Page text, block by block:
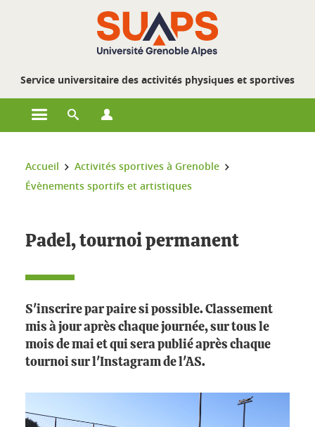
Service universitaire des activités physiques et sportives
Ouvrir le menu principal
Ouvrir le moteur de recherche
Vous êtes ici :
Accueil
Activités sportives à Grenoble
Évènements sportifs et artistiques
Padel, tournoi permanent
S'inscrire par paire si possible. Classement
mis à jour après chaque journée, sur tous le
mois de mai et qui sera publié après chaque
tournoi sur l'Instagram de l'AS.